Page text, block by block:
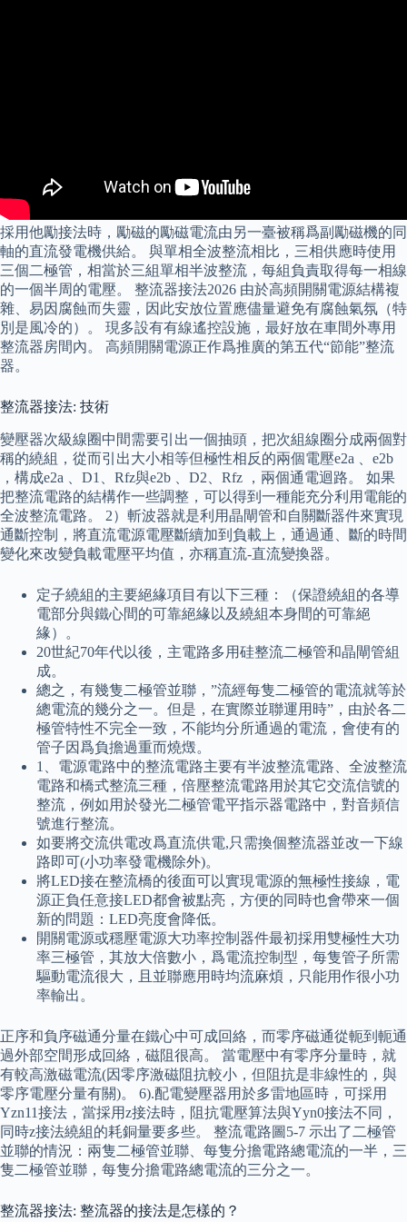
採用他勵接法時，勵磁的勵磁電流由另一臺被稱爲副勵磁機的同
軸的直流發電機供給。 與單相全波整流相比，三相供應時使用
三個二極管，相當於三組單相半波整流，每組負責取得每一相線
的一個半周的電壓。 整流器接法2026 由於高頻開關電源結構複
雜、易因腐蝕而失靈，因此安放位置應儘量避免有腐蝕氣氛（特
別是風冷的）。 現多設有有線遙控設施，最好放在車間外專用
整流器房間內。 高頻開關電源正作爲推廣的第五代“節能”整流
器。
整流器接法: 技術
變壓器次級線圈中間需要引出一個抽頭，把次組線圈分成兩個對
稱的繞組，從而引出大小相等但極性相反的兩個電壓e2a 、e2b
，構成e2a 、D1、Rfz與e2b 、D2、Rfz ，兩個通電迴路。 如果
把整流電路的結構作一些調整，可以得到一種能充分利用電能的
全波整流電路。 2）斬波器就是利用晶閘管和自關斷器件來實現
通斷控制，將直流電源電壓斷續加到負載上，通過通、斷的時間
變化來改變負載電壓平均值，亦稱直流-直流變換器。
定子繞組的主要絕緣項目有以下三種：（保證繞組的各導
電部分與鐵心間的可靠絕緣以及繞組本身間的可靠絕
緣）。
20世紀70年代以後，主電路多用硅整流二極管和晶閘管組
成。
總之，有幾隻二極管並聯，”流經每隻二極管的電流就等於
總電流的幾分之一。但是，在實際並聯運用時”，由於各二
極管特性不完全一致，不能均分所通過的電流，會使有的
管子因爲負擔過重而燒燬。
1、電源電路中的整流電路主要有半波整流電路、全波整流
電路和橋式整流三種，倍壓整流電路用於其它交流信號的
整流，例如用於發光二極管電平指示器電路中，對音頻信
號進行整流。
如要將交流供電改爲直流供電,只需換個整流器並改一下線
路即可(小功率發電機除外)。
將LED接在整流橋的後面可以實現電源的無極性接線，電
源正負任意接LED都會被點亮，方便的同時也會帶來一個
新的問題：LED亮度會降低。
開關電源或穩壓電源大功率控制器件最初採用雙極性大功
率三極管，其放大倍數小，爲電流控制型，每隻管子所需
驅動電流很大，且並聯應用時均流麻煩，只能用作很小功
率輸出。
正序和負序磁通分量在鐵心中可成回絡，而零序磁通從軛到軛通
過外部空間形成回絡，磁阻很高。 當電壓中有零序分量時，就
有較高激磁電流(因零序激磁阻抗較小，但阻抗是非線性的，與
零序電壓分量有關)。 6).配電變壓器用於多雷地區時，可採用
Yzn11接法，當採用z接法時，阻抗電壓算法與Yyn0接法不同，
同時z接法繞組的耗銅量要多些。 整流電路圖5-7 示出了二極管
並聯的情況：兩隻二極管並聯、每隻分擔電路總電流的一半，三
隻二極管並聯，每隻分擔電路總電流的三分之一。
整流器接法: 整流器的接法是怎樣的？